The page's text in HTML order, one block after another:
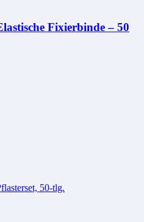
Fixierbinde – 50